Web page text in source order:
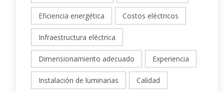
Eficiencia energética Costos eléctricos
Infraestructura eléctrica
Dimensionamiento adecuado Experiencia
Instalación de luminarias Calidad